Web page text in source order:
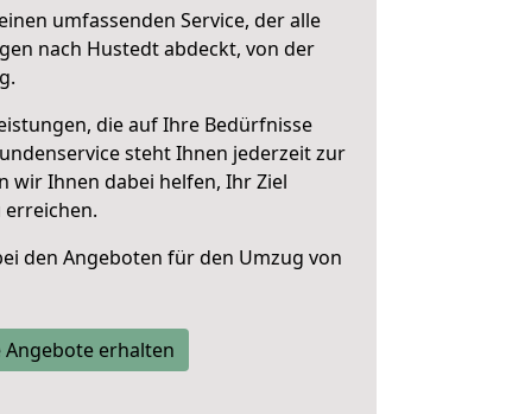
umfassenden Service, der alle
nach Hustedt abdeckt, von der
die auf Ihre Bedürfnisse
steht Ihnen jederzeit zur
wir Ihnen dabei helfen, Ihr Ziel
erreichen.
den Angeboten für den Umzug von
Angebote erhalten